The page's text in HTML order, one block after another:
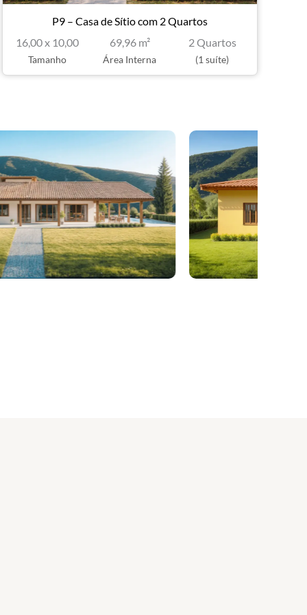
P9 – Casa de Sítio com 2 Quartos
16,00 x 10,00
Tamanho
69,96 m²
Área Interna
2 Quartos
(1 suíte)